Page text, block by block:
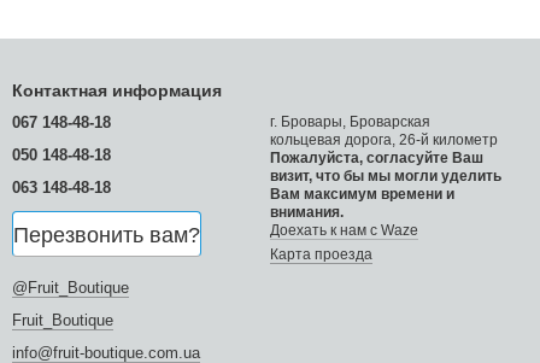
Контактная информация
067 148-48-18
050 148-48-18
063 148-48-18
Перезвонить вам?
@Fruit_Boutique
Fruit_Boutique
info@fruit-boutique.com.ua
г. Бровары, Броварская
кольцевая дорога, 26-й километр
Пожалуйста, согласуйте Ваш
визит, что бы мы могли уделить
Вам максимум времени и
внимания.
Доехать к нам с Waze
Карта проезда